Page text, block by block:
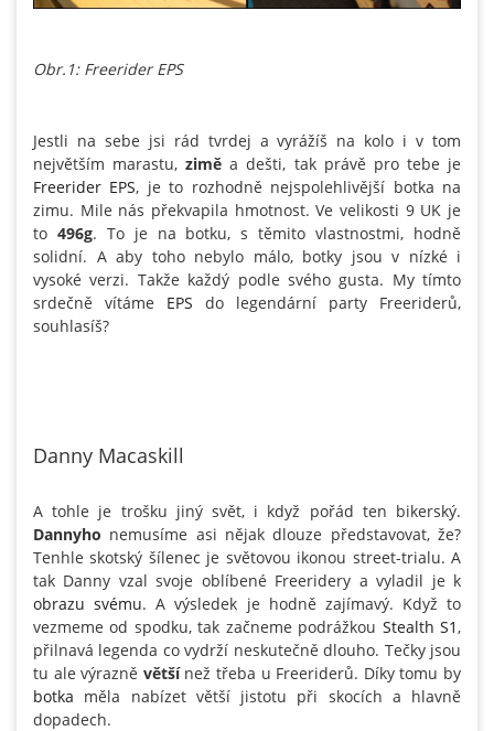
Obr.1: Freerider EPS
Jestli na sebe jsi rád tvrdej a vyrážíš na kolo i v tom
největším marastu,zimě a dešti, tak právě pro tebe je
Freerider EPS, je to rozhodně nejspolehlivější botka na
zimu. Mile nás překvapila hmotnost. Ve velikosti 9 UK je
to 496g. To je na botku, s těmito vlastnostmi, hodně
solidní. A aby toho nebylo málo, botky jsou v nízké i
vysoké verzi. Takže každý podle svého gusta. My tímto
srdečně vítáme EPS do legendární party Freeriderů,
souhlasíš?
Danny Macaskill
A tohle je trošku jiný svět, i když pořád ten bikerský.
Dannyho nemusíme asi nějak dlouze představovat, že?
Tenhle skotský šílenec je světovou ikonou street-trialu. A
tak Danny vzal svoje oblíbené Freeridery a vyladil je k
obrazu svému. A výsledek je hodně zajímavý. Když to
vezmeme od spodku, tak začneme podrážkou Stealth S1,
přilnavá legenda co vydrží neskutečně dlouho. Tečky jsou
tu ale výrazně většínež třeba u Freeriderů. Díky tomu by
botka měla nabízet větší jistotu při skocích a hlavně
dopadech.